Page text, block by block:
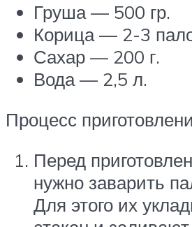
Груша — 500 гр.
Корица — 2-3
Сахар — 200 г.
Вода — 2,5 л.
Процесс
Перед
нужно заварить
Для этого их